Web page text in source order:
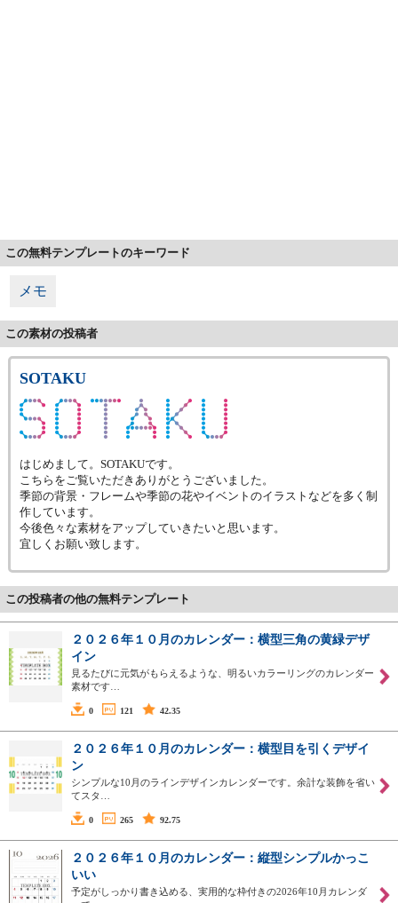
この無料テンプレートのキーワード
メモ
この素材の投稿者
SOTAKU
はじめまして。SOTAKUです。
こちらをご覧いただきありがとうございました。
季節の背景・フレームや季節の花やイベントのイラストなどを多く制
作しています。
今後色々な素材をアップしていきたいと思います。
宜しくお願い致します。
この投稿者の他の無料テンプレート
２０２６年１０月のカレンダー：横型三角の黄緑デザ
イン
見るたびに元気がもらえるような、明るいカラーリングのカレンダー
素材です…
0 121 42.35
２０２６年１０月のカレンダー：横型目を引くデザイ
ン
シンプルな10月のラインデザインカレンダーです。余計な装飾を省い
てスタ…
0 265 92.75
２０２６年１０月のカレンダー：縦型シンプルかっこ
いい
予定がしっかり書き込める、実用的な枠付きの2026年10月カレンダ